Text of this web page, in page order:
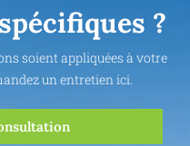
?
soient appliquées à votre
un entretien ici.